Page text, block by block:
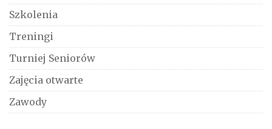
Szkolenia
Treningi
Turniej Seniorów
Zajęcia otwarte
Zawody